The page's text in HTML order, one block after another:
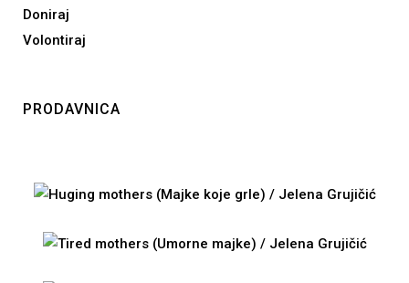
Doniraj
Volontiraj
PRODAVNICA